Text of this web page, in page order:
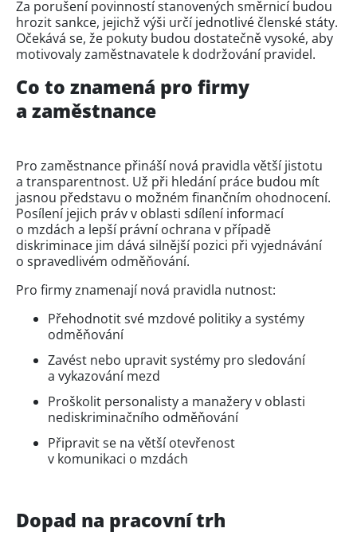
Za porušení povinností stanovených směrnicí budou
hrozit sankce, jejichž výši určí jednotlivé členské státy.
Očekává se, že pokuty budou dostatečně vysoké, aby
motivovaly zaměstnavatele k dodržování pravidel.
Co to znamená pro firmy
a zaměstnance
Pro zaměstnance přináší nová pravidla větší jistotu
a transparentnost. Už při hledání práce budou mít
jasnou představu o možném finančním ohodnocení.
Posílení jejich práv v oblasti sdílení informací
o mzdách a lepší právní ochrana v případě
diskriminace jim dává silnější pozici při vyjednávání
o spravedlivém odměňování.
Pro firmy znamenají nová pravidla nutnost:
Přehodnotit své mzdové politiky a systémy
odměňování
Zavést nebo upravit systémy pro sledování
a vykazování mezd
Proškolit personalisty a manažery v oblasti
nediskriminačního odměňování
Připravit se na větší otevřenost
v komunikaci o mzdách
Dopad na pracovní trh